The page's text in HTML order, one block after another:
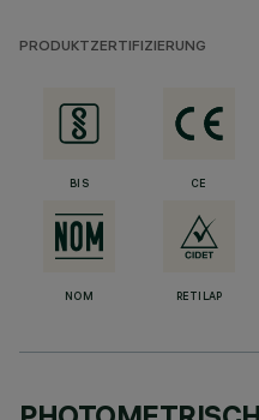
PRODUKTZERTIFIZIERUNG
BIS CE
NOM RETILAP